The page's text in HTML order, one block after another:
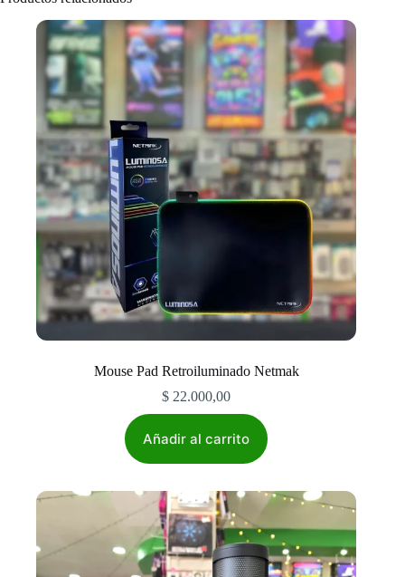
Mouse Pad Retroiluminado Netmak
$ 22.000,00
Añadir al carrito